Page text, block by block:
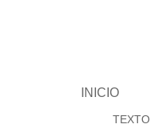
INICIO